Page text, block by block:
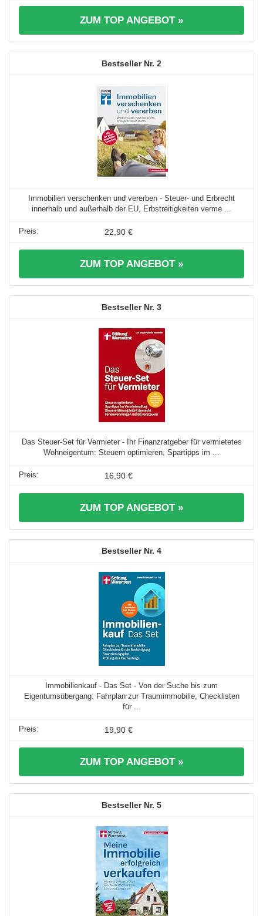
ZUM TOP ANGEBOT »
2
Immobilien verschenken und vererben - Steuer- und Erbrecht
innerhalb und außerhalb der EU, Erbstreitigkeiten verme ...
22,90 €
ZUM TOP ANGEBOT »
3
Das Steuer-Set für Vermieter - Ihr Finanzratgeber für vermietetes
Wohneigentum: Steuern optimieren, Spartipps im ...
16,90 €
ZUM TOP ANGEBOT »
4
Immobilienkauf - Das Set - Von der Suche bis zum
Eigentumsübergang: Fahrplan zur Traumimmobilie, Checklisten
für ...
19,90 €
ZUM TOP ANGEBOT »
5